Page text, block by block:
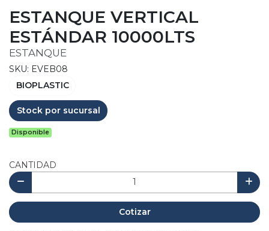
ESTANQUE VERTICAL
ESTÁNDAR 10000LTS
ESTANQUE
SKU: EVEB08
BIOPLASTIC
Stock por sucursal
Disponible
CANTIDAD
Cotizar